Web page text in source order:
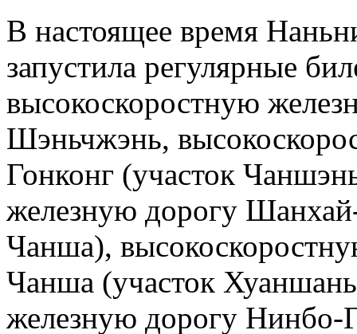
В настоящее время
запустила регулярные
высокоскоростную
Шэньчжэнь,
Гонконг (участок
железную дорогу
Чанша),
Чанша (участок
железную дорогу